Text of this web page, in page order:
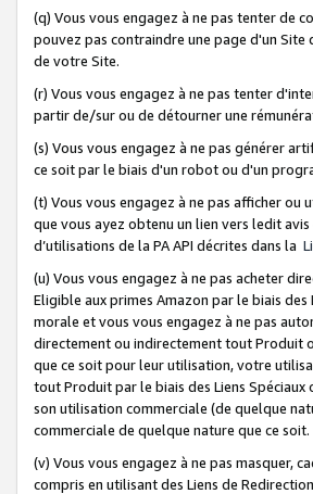
(q) Vous vous engagez à ne pas tenter de
pouvez pas contraindre une page d'un Site
de votre Site.
(r) Vous vous engagez à ne pas tenter
partir de/sur ou de détourner une
(s) Vous vous engagez à ne pas générer
ce soit par le biais d'un robot ou d'un
(t) Vous vous engagez à ne pas afficher
que vous ayez obtenu un lien vers ledit
d’utilisations de la PA API décrites dans la
(u) Vous vous engagez à ne pas acheter
Eligible aux primes Amazon par le biais
morale et vous vous engagez à ne pas
directement ou indirectement tout Produit
que ce soit pour leur utilisation, votre
tout Produit par le biais des Liens
son utilisation commerciale (de quelque
commerciale de quelque nature que ce soit.
(v) Vous vous engagez à ne pas masquer,
compris en utilisant des Liens de